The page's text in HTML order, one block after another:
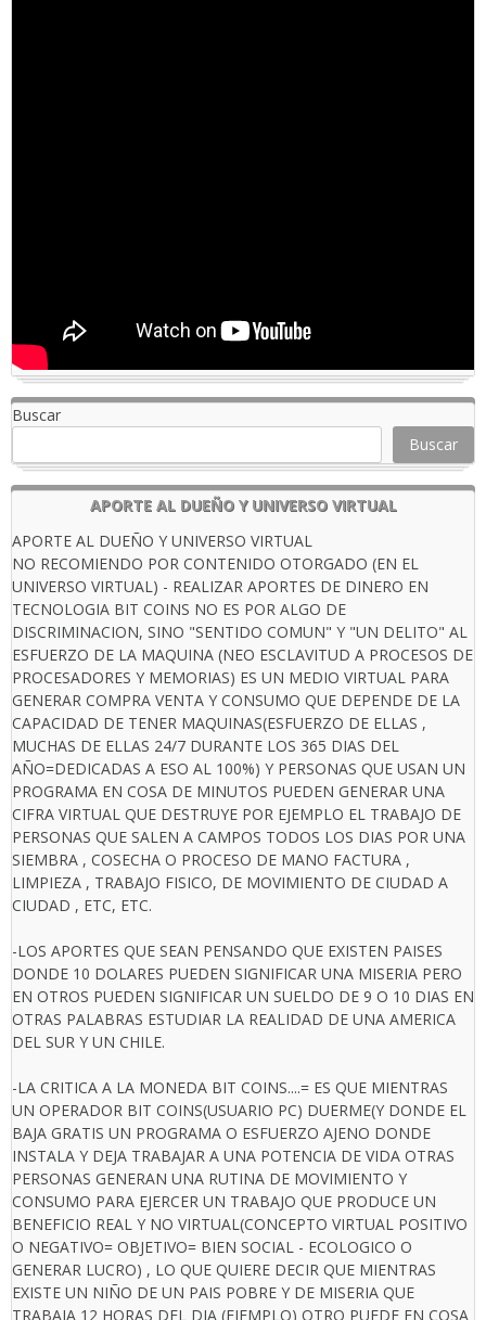
Buscar
Buscar
APORTE AL DUEÑO Y UNIVERSO VIRTUAL
APORTE AL DUEÑO Y UNIVERSO VIRTUAL
NO RECOMIENDO POR CONTENIDO OTORGADO (EN EL
UNIVERSO VIRTUAL) - REALIZAR APORTES DE DINERO EN
TECNOLOGIA BIT COINS NO ES POR ALGO DE
DISCRIMINACION, SINO "SENTIDO COMUN" Y "UN DELITO" AL
ESFUERZO DE LA MAQUINA (NEO ESCLAVITUD A PROCESOS DE
PROCESADORES Y MEMORIAS) ES UN MEDIO VIRTUAL PARA
GENERAR COMPRA VENTA Y CONSUMO QUE DEPENDE DE LA
CAPACIDAD DE TENER MAQUINAS(ESFUERZO DE ELLAS ,
MUCHAS DE ELLAS 24/7 DURANTE LOS 365 DIAS DEL
AÑO=DEDICADAS A ESO AL 100%) Y PERSONAS QUE USAN UN
PROGRAMA EN COSA DE MINUTOS PUEDEN GENERAR UNA
CIFRA VIRTUAL QUE DESTRUYE POR EJEMPLO EL TRABAJO DE
PERSONAS QUE SALEN A CAMPOS TODOS LOS DIAS POR UNA
SIEMBRA , COSECHA O PROCESO DE MANO FACTURA ,
LIMPIEZA , TRABAJO FISICO, DE MOVIMIENTO DE CIUDAD A
CIUDAD , ETC, ETC.
-LOS APORTES QUE SEAN PENSANDO QUE EXISTEN PAISES
DONDE 10 DOLARES PUEDEN SIGNIFICAR UNA MISERIA PERO
EN OTROS PUEDEN SIGNIFICAR UN SUELDO DE 9 O 10 DIAS EN
OTRAS PALABRAS ESTUDIAR LA REALIDAD DE UNA AMERICA
DEL SUR Y UN CHILE.
-LA CRITICA A LA MONEDA BIT COINS....= ES QUE MIENTRAS
UN OPERADOR BIT COINS(USUARIO PC) DUERME(Y DONDE EL
BAJA GRATIS UN PROGRAMA O ESFUERZO AJENO DONDE
INSTALA Y DEJA TRABAJAR A UNA POTENCIA DE VIDA OTRAS
PERSONAS GENERAN UNA RUTINA DE MOVIMIENTO Y
CONSUMO PARA EJERCER UN TRABAJO QUE PRODUCE UN
BENEFICIO REAL Y NO VIRTUAL(CONCEPTO VIRTUAL POSITIVO
O NEGATIVO= OBJETIVO= BIEN SOCIAL - ECOLOGICO O
GENERAR LUCRO) , LO QUE QUIERE DECIR QUE MIENTRAS
EXISTE UN NIÑO DE UN PAIS POBRE Y DE MISERIA QUE
TRABAJA 12 HORAS DEL DIA (EJEMPLO) OTRO PUEDE EN COSA